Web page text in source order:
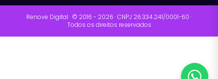
Renove Digital · © 2016 - 2026 · CNPJ 26.334.241/0001-60 ·
Todos os direitos reservados